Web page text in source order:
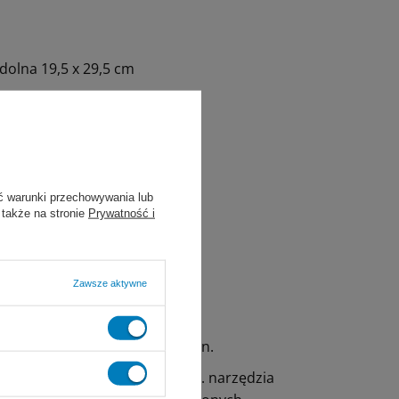
19,5 x 29,5 cm
badawcze, weterynaria i in.
jak i nieopakowanych tj. narzędzia
warunki przechowywania lub
na stronie Prywatność i
Zawsze aktywne